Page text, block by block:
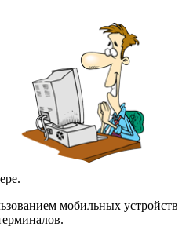
мобильных устройств